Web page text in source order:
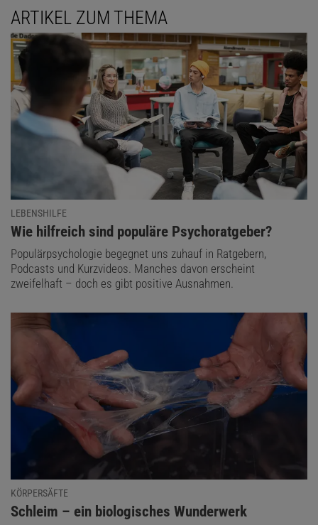
ARTIKEL ZUM THEMA
LEBENSHILFE
:
Wie hilfreich sind populäre Psychoratgeber?
Populärpsychologie begegnet uns zuhauf in Ratgebern,
Podcasts und Kurzvideos. Manches davon erscheint
zweifelhaft – doch es gibt positive Ausnahmen.
KÖRPERSÄFTE
:
Schleim – ein biologisches Wunderwerk